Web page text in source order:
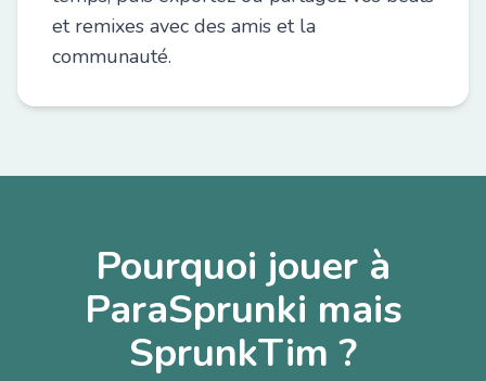
et remixes avec des amis et la
communauté.
Pourquoi jouer à
ParaSprunki mais
SprunkTim ?